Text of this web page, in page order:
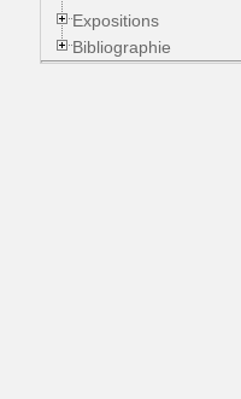
Expositions
Bibliographie